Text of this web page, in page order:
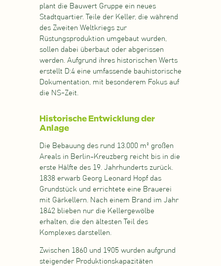
plant die Bauwert Gruppe ein neues
Stadtquartier. Teile der Keller, die während
des Zweiten Weltkriegs zur
Rüstungsproduktion umgebaut wurden,
sollen dabei überbaut oder abgerissen
werden. Aufgrund ihres historischen Werts
erstellt D:4 eine umfassende bauhistorische
Dokumentation, mit besonderem Fokus auf
die NS-Zeit.
Historische Entwicklung der
Anlage
Die Bebauung des rund 13.000 m² großen
Areals in Berlin-Kreuzberg reicht bis in die
erste Hälfte des 19. Jahrhunderts zurück.
1838 erwarb Georg Leonard Hopf das
Grundstück und errichtete eine Brauerei
mit Gärkellern. Nach einem Brand im Jahr
1842 blieben nur die Kellergewölbe
erhalten, die den ältesten Teil des
Komplexes darstellen.
Zwischen 1860 und 1905 wurden aufgrund
steigender Produktionskapazitäten